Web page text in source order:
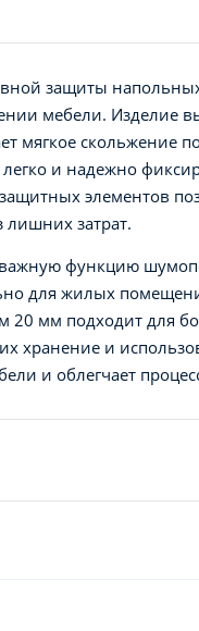
защиты
мебели. Изделие
мягкое скольжение
и надежно
элементов
лишних затрат.
функцию
для жилых
20 мм подходит для
хранение и
и облегчает